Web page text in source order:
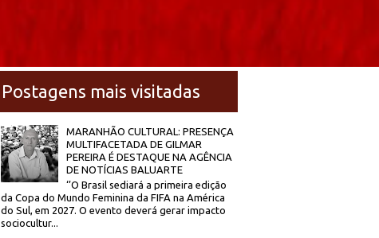
Postagens mais visitadas
MARANHÃO CULTURAL: PRESENÇA
MULTIFACETADA DE GILMAR
PEREIRA É DESTAQUE NA AGÊNCIA
DE NOTÍCIAS BALUARTE
‘’O Brasil sediará a primeira edição
da Copa do Mundo Feminina da FIFA na América
do Sul, em 2027. O evento deverá gerar impacto
sociocultur...